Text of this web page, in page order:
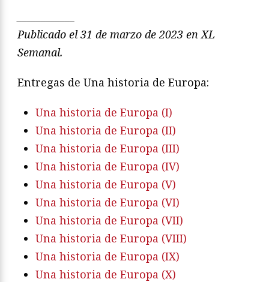
Publicado el 31 de marzo de 2023 enXL
Semanal.
Entregas de Una historia de Europa:
Una historia de Europa (I)
Una historia de Europa (II)
Una historia de Europa (III)
Una historia de Europa (IV)
Una historia de Europa (V)
Una historia de Europa (VI)
Una historia de Europa (VII)
Una historia de Europa (VIII)
Una historia de Europa (IX)
Una historia de Europa (X)